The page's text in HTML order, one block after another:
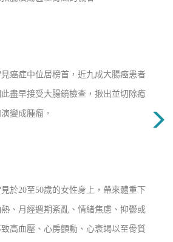
癌症中位居榜首，近九成大腸癌患者
盡早接受大腸鏡檢查，揪出並切除瘜
變成腫瘤。
於20至50歲的女性身上，帶來體重下
、月經週期紊亂、情緒焦慮、抑鬱或
高血壓、心房顫動、心衰竭以至骨質